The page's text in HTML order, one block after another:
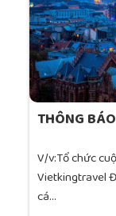
THÔNG BÁO
V/v:Tổ chức
Vietkingtravel
cá...